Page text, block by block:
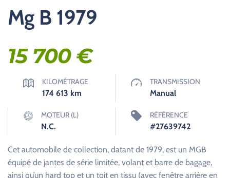
Mg B 1979
15 700€
KILOMÉTRAGE
174 613 km
TRANSMISSION
Manual
MOTEUR (L)
N.C.
RÉFÉRENCE
#27639742
Cet automobile de collection, datant de 1979, est un MGB
équipé de jantes de série limitée, volant et barre de bagage,
ainsi qu’un hard top et un toit en tissu (avec fenêtre arrière en